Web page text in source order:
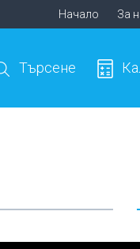
Начало За
Търсене